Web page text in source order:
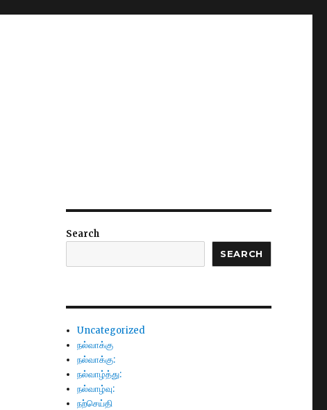
Search
SEARCH
Uncategorized
நல்வாக்கு
நல்வாக்கு:
நல்வாழ்த்து:
நல்வாழ்வு:
நற்செய்தி